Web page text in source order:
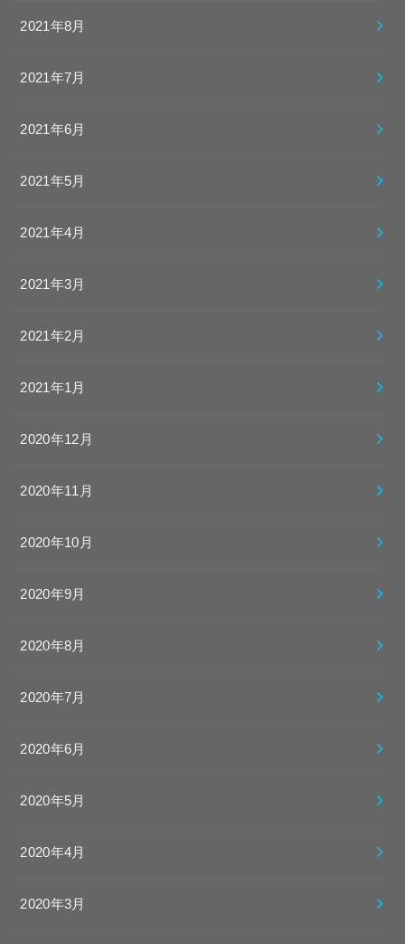
2021年8月
2021年7月
2021年6月
2021年5月
2021年4月
2021年3月
2021年2月
2021年1月
2020年12月
2020年11月
2020年10月
2020年9月
2020年8月
2020年7月
2020年6月
2020年5月
2020年4月
2020年3月